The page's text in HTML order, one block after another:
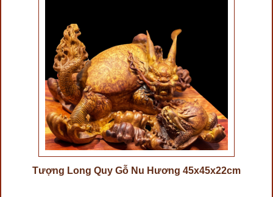
Tượng Long Quy Gỗ Nu Hương 45x45x22cm